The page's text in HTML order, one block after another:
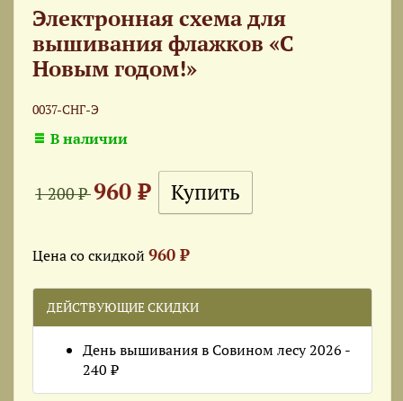
Электронная схема для
вышивания флажков «С
Новым годом!»
0037-СНГ-Э
В наличии
1 200 ₽960 ₽
Цена со скидкой 960 ₽
ДЕЙСТВУЮЩИЕ СКИДКИ
День вышивания в Совином лесу 2026 -
240 ₽